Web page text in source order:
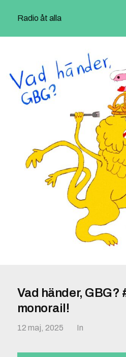
Radio åt alla
Vad händer, GBG?
monorail!
12 maj, 2025 In